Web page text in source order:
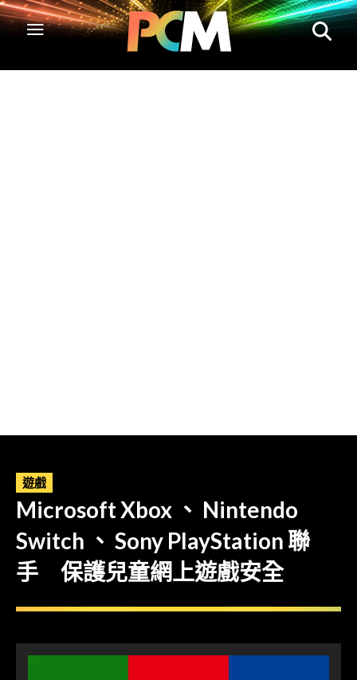
遊戲
Microsoft Xbox 、 Nintendo
Switch 、 Sony PlayStation 聯
手 保護兒童網上遊戲安全